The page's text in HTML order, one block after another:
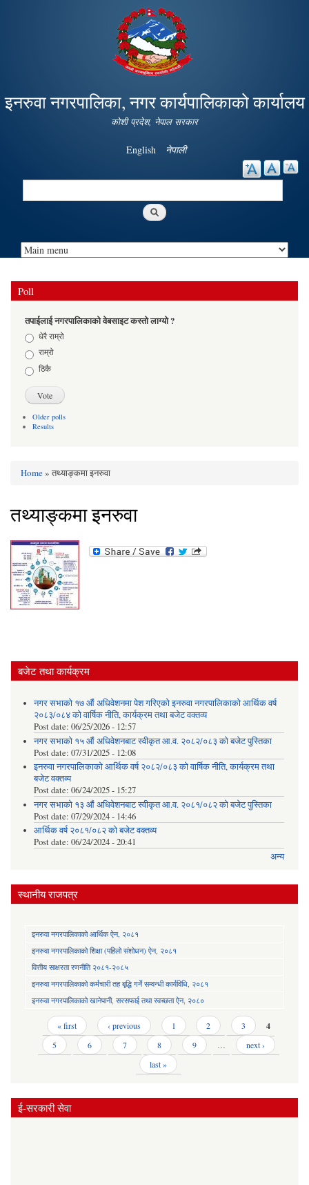
Skip to
main
content
इनरुवा नगरपालिका, नगर कार्यपालिकाको कार्यालय
कोशी प्रदेश, नेपाल सरकार
English नेपाली
Search
Poll
तपाईलाई नगरपालिकाको वेबसाइट कस्तो लाग्यो ?
Choicesधेरै राम्रो
राम्रो
ठिकै
Older polls
Results
You are here
Home» तथ्याङ्कमा इनरुवा
तथ्याङ्कमा इनरुवा
बजेट तथा कार्यक्रम
नगर सभाको १७ औं अधिवेशनमा पेश गरिएको इनरुवा नगरपालिकाको आर्थिक वर्ष
२०८३/०८४ को वार्षिक नीति, कार्यक्रम तथा बजेट वक्तव्य
Post date: 06/25/2026 - 12:57
नगर सभाको १५ औं अधिवेशनबाट स्वीकृत आ.व. २०८२/०८३ को बजेट पुस्तिका
Post date: 07/31/2025 - 12:08
इनरुवा नगरपालिकाको आर्थिक वर्ष २०८२/०८३ को वार्षिक नीति, कार्यक्रम तथा
बजेट वक्तव्य
Post date: 06/24/2025 - 15:27
नगर सभाको १३ औं अधिवेशनबाट स्वीकृत आ.व. २०८१/०८२ को बजेट पुस्तिका
Post date: 07/29/2024 - 14:46
आर्थिक वर्ष २०८१/०८२ को बजेट वक्तव्य
Post date: 06/24/2024 - 20:41
अन्य
स्थानीय राजपत्र
इनरुवा नगरपालिकाको आर्थिक ऐन, २०८१
इनरुवा नगरपालिकाको शिक्षा (पहिलो संशोधन) ऐन, २०८१
वित्तीय साक्षरता रणनीति २०८१-२०८५
इनरुवा नगरपालिकाको कर्मचारी तह बृद्धि गर्ने सम्वन्धी कार्यविधि, २०८१
इनरुवा नगरपालिकाको खानेपानी, सरसफाई तथा स्वच्छता ऐन, २०८०
Pages « first ‹ previous 1 2 3 4
5 6 7 8 9 …
next ›
last »
ई-सरकारी सेवा